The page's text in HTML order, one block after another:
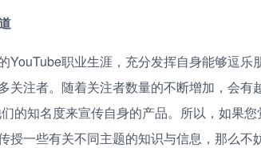
YouTube职业生涯，充分发挥自身能够逗乐
关注者。随着关注者数量的不断增加，会有
的知名度来宣传自身的产品。所以，如果
授一些有关不同主题的知识与信息，那么不